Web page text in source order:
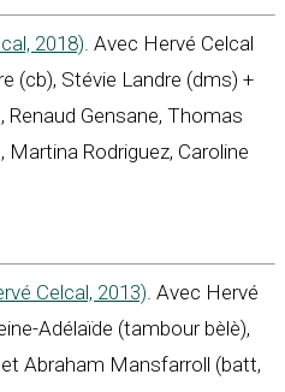
2018). Avec Hervé Celcal
(cb), Stévie Landre (dms) +
Renaud Gensane, Thomas
Martina Rodriguez, Caroline
Celcal, 2013). Avec Hervé
Adélaïde (tambour bèlè),
Abraham Mansfarroll (batt,